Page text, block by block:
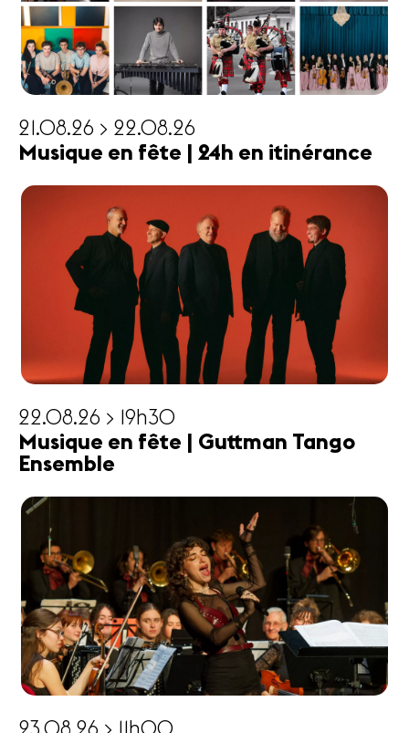
21.08.26 > 22.08.26
Musique en fête | 24h en itinérance
22.08.26 > 19h30
Musique en fête | Guttman Tango
Ensemble